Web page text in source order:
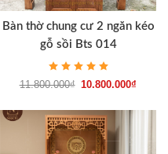
Sơn PU cao cấp
tác từ gỗ sồi nguyên khối
bảo độ chắc chắn, bền đẹp
xử lý tỉ mỉ, phủ sơn PU
Bàn thờ chung cư 2 ngăn kéo
gỗ sồi Bts 014
11.800.000₫ 10.800.000₫